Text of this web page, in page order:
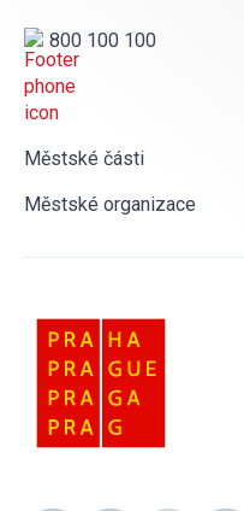
800 100 100
Městské části
Městské organizace